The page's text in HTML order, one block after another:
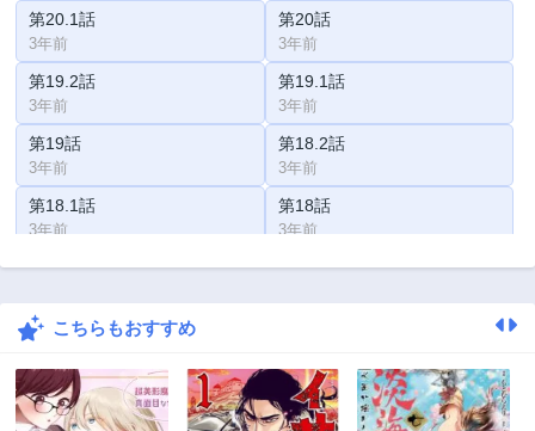
第20.1話
3年前
第20話
3年前
第19.2話
3年前
第19.1話
3年前
第19話
3年前
第18.2話
3年前
第18.1話
3年前
第18話
3年前
第17話 第16話
第15話
第13話
3年前
第12話
3年前
こちらもおすすめ